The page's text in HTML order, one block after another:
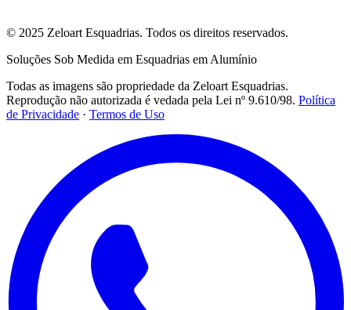
© 2025 Zeloart Esquadrias. Todos os direitos reservados.
Soluções Sob Medida em Esquadrias em Alumínio
Todas as imagens são propriedade da Zeloart Esquadrias.
Reprodução não autorizada é vedada pela Lei nº 9.610/98. Política
de Privacidade · Termos de Uso